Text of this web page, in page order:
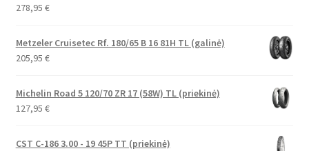
278,95 €
Metzeler Cruisetec Rf. 180/65 B 16 81H TL (galinė)
205,95 €
Michelin Road 5 120/70 ZR 17 (58W) TL (priekinė)
127,95 €
CST C-186 3.00 - 19 45P TT (priekinė)